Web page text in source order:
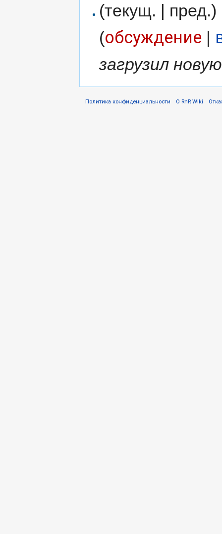
(текущ. | пред.)
(обсуждение |
загрузил
Политика конфиденциальности О RnR Wiki